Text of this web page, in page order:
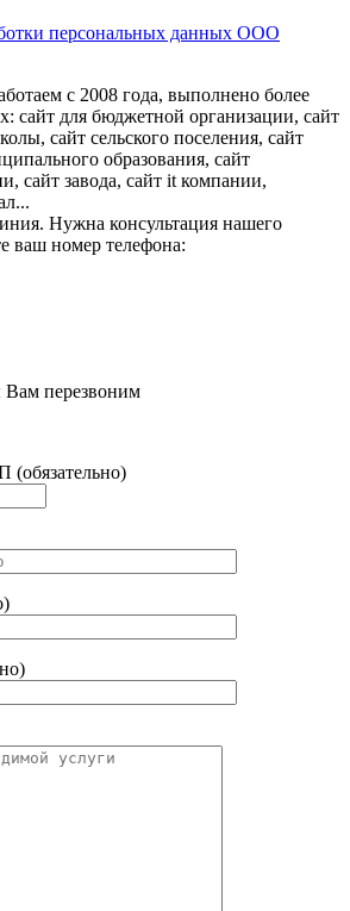
персональных данных ООО
с 2008 года, выполнено более
сайт для бюджетной организации, сайт
сайт сельского поселения, сайт
образования, сайт
сайт завода, сайт it компании,
Нужна консультация нашего
ваш номер телефона:
Вам перезвоним